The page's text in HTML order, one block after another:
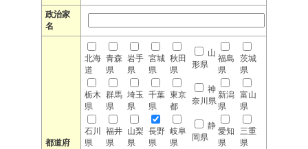
政治家
名
都道府
北海
道
青森
県
岩手
県
宮城
県
秋田
県
山
形県
福島
県
茨城
県
栃木
県
群馬
県
埼玉
県
千葉
県
東京
都
神
奈川県
新潟
県
富山
県
石川
県
福井
県
山梨
県
長野
県
岐阜
県
静
岡県
愛知
県
三重
県